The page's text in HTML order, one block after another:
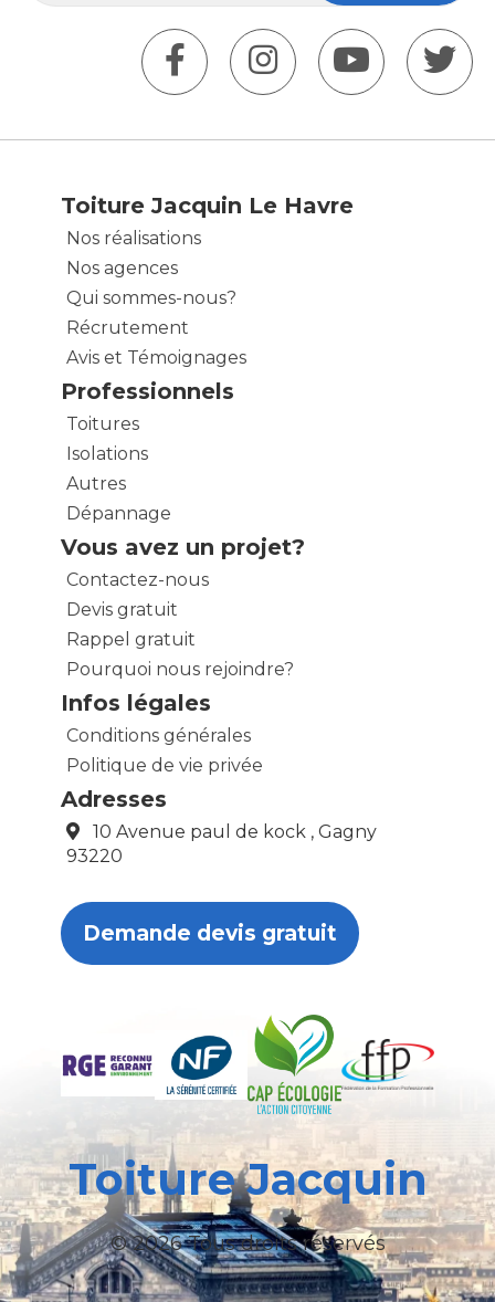
Toiture Jacquin Le Havre
Nos réalisations
Nos agences
Qui sommes-nous?
Récrutement
Avis et Témoignages
Professionnels
Toitures
Isolations
Autres
Dépannage
Vous avez un projet?
Contactez-nous
Devis gratuit
Rappel gratuit
Pourquoi nous rejoindre?
Infos légales
Conditions générales
Politique de vie privée
Adresses
10 Avenue paul de kock , Gagny
93220
Demande devis gratuit
Toiture Jacquin
© 2026 Tous droits réservés